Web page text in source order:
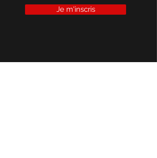
Je m'inscris